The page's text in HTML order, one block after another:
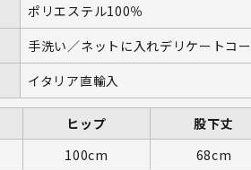
ポリエステル100％
手洗い／ネットに入れデリケートコ
イタリア直輸入
ヒップ 股下丈
100cm 68cm